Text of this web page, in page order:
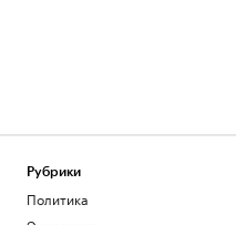
Рубрики
Политика